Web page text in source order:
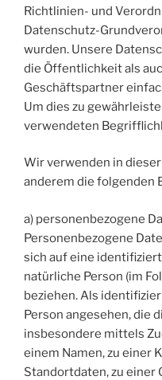
Richtlinien- und
Datenschutz-
wurden. Unsere
die Öffentlichkeit als
Geschäftspartner
Um dies zu
verwendeten
Wir verwenden in
anderem die folgenden
a) personenbezogene
Personenbezogene
sich auf eine
natürliche Person (im
beziehen. Als
Person angesehen, die
insbesondere mittels
einem Namen, zu einer
Standortdaten, zu einer